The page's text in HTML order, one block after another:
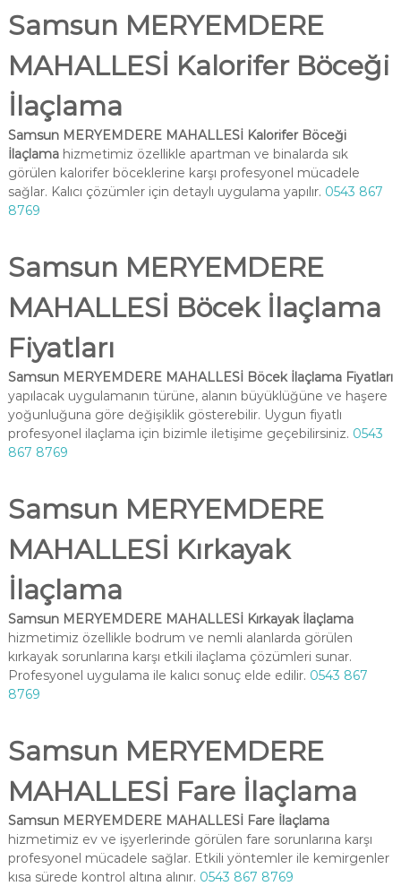
Samsun MERYEMDERE
MAHALLESİ Kalorifer Böceği
İlaçlama
Samsun MERYEMDERE MAHALLESİ Kalorifer Böceği
İlaçlamahizmetimiz özellikle apartman ve binalarda sık
görülen kalorifer böceklerine karşı profesyonel mücadele
sağlar. Kalıcı çözümler için detaylı uygulama yapılır. 0543 867
8769
Samsun MERYEMDERE
MAHALLESİ Böcek İlaçlama
Fiyatları
Samsun MERYEMDERE MAHALLESİ Böcek İlaçlama Fiyatları
yapılacak uygulamanın türüne, alanın büyüklüğüne ve haşere
yoğunluğuna göre değişiklik gösterebilir. Uygun fiyatlı
profesyonel ilaçlama için bizimle iletişime geçebilirsiniz. 0543
867 8769
Samsun MERYEMDERE
MAHALLESİ Kırkayak
İlaçlama
Samsun MERYEMDERE MAHALLESİ Kırkayak İlaçlama
hizmetimiz özellikle bodrum ve nemli alanlarda görülen
kırkayak sorunlarına karşı etkili ilaçlama çözümleri sunar.
Profesyonel uygulama ile kalıcı sonuç elde edilir. 0543 867
8769
Samsun MERYEMDERE
MAHALLESİ Fare İlaçlama
Samsun MERYEMDERE MAHALLESİ Fare İlaçlama
hizmetimiz ev ve işyerlerinde görülen fare sorunlarına karşı
profesyonel mücadele sağlar. Etkili yöntemler ile kemirgenler
kısa sürede kontrol altına alınır. 0543 867 8769